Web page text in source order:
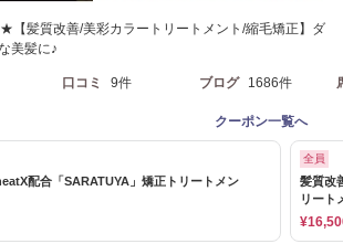
髪質改善/美彩カラートリートメント/縮毛矯正】ダ
美髪に♪
口コミ 9件 ブログ 1686件
クーポン一覧へ
配合「SARATUYA」矯正トリートメン
全員
髪質改
リート